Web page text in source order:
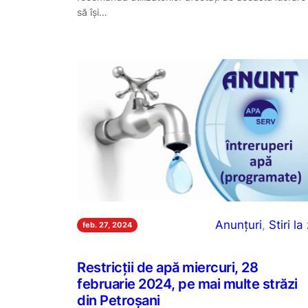
să îşi…
feb. 27, 2024 Anunțuri, Stiri la
Restricții de apă miercuri, 28
februarie 2024, pe mai multe străzi
din Petroșani